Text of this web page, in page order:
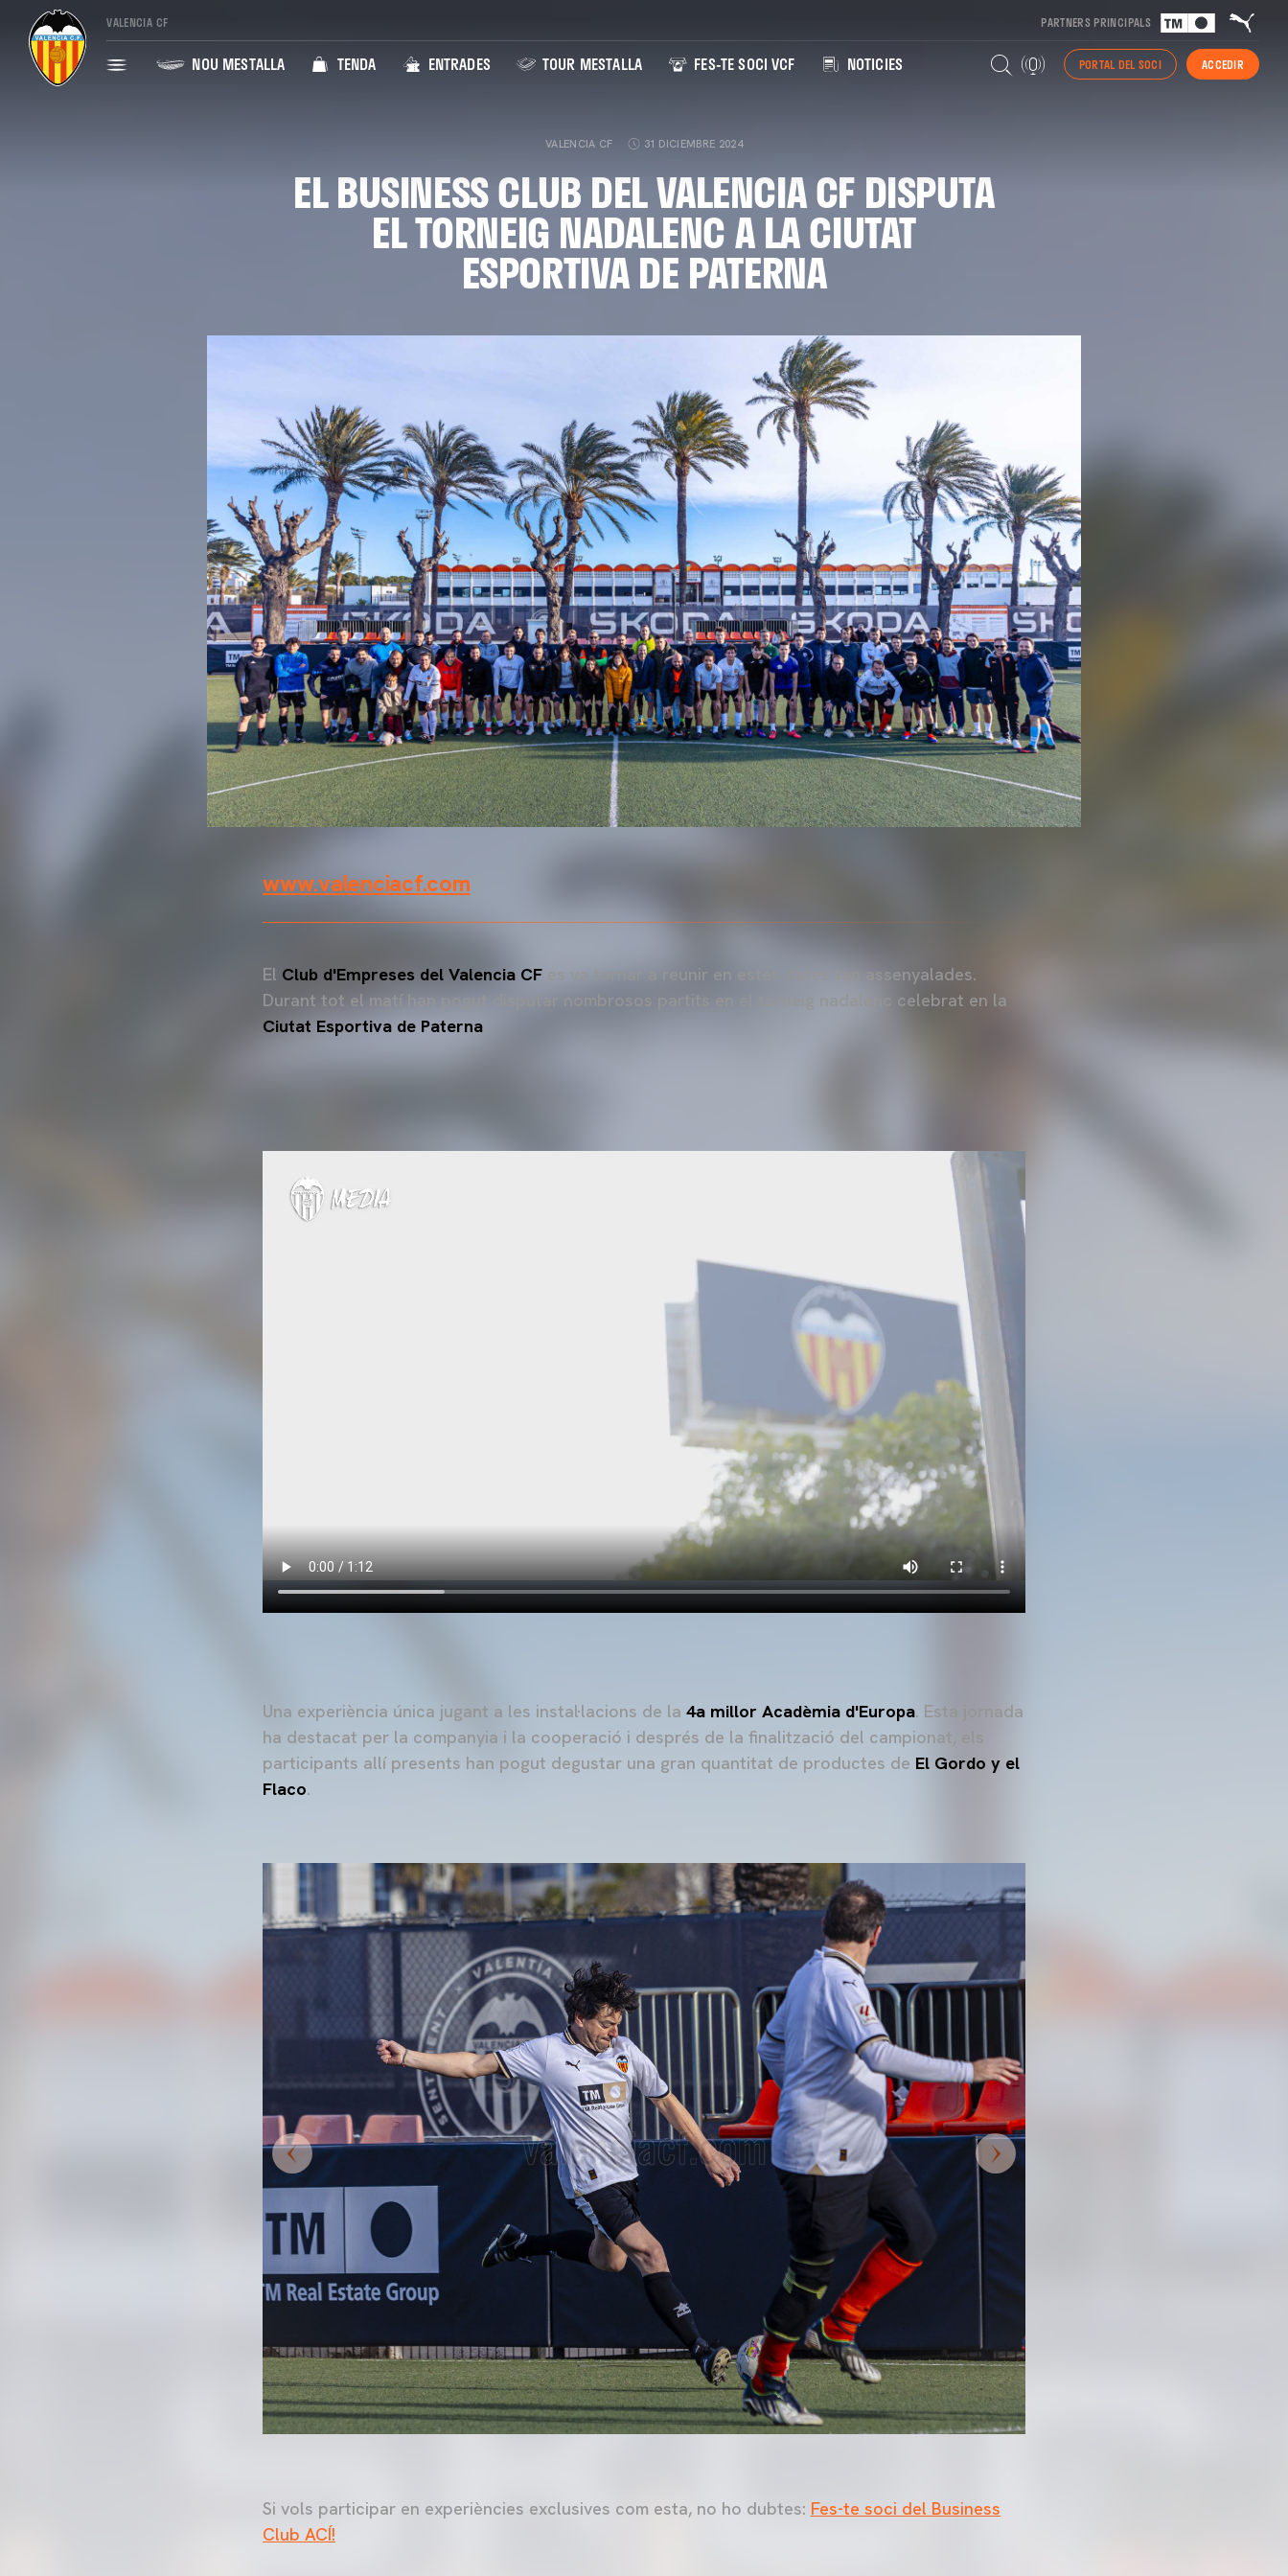
VALENCIA CF PARTNERS PRINCIPALS
NOU MESTALLA TENDA ENTRADES TOUR MESTALLA FES-TE SOCI VCF NOTICIES PORTAL DEL SOCI ACCEDIR
VALENCIA CF 31 DICIEMBRE 2024
EL BUSINESS CLUB DEL VALENCIA CF DISPUTA
EL TORNEIG NADALENC A LA CIUTAT
ESPORTIVA DE PATERNA
www.valenciacf.com
El Club d'Empreses del Valencia CF es va tornar a reunir en estes dates tan assenyalades.
Durant tot el matí han pogut disputar nombrosos partits en el torneig nadalenc celebrat en la
Ciutat Esportiva de Paterna
Una experiència única jugant a les instal·lacions de la 4a millor Acadèmia d'Europa. Esta jornada
ha destacat per la companyia i la cooperació i després de la finalització del campionat, els
participants allí presents han pogut degustar una gran quantitat de productes de El Gordo y el
Flaco.
Si vols participar en experiències exclusives com esta, no ho dubtes: Fes-te soci del Business
Club ACÍ!